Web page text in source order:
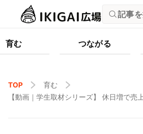
記事
育む つながる
TOP
育む
【動画｜学生取材シリーズ】 休日増で